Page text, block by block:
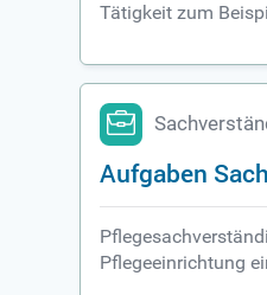
Tätigkeit zum
Aufgaben
Pflegeeinrichtung